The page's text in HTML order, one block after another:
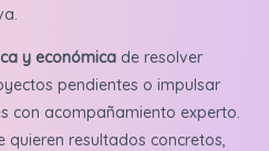
y económica de resolver
pendientes o impulsar
con acompañamiento experto.
resultados concretos,